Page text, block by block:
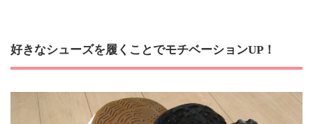
好きなシューズを履くことでモチベーションUP！